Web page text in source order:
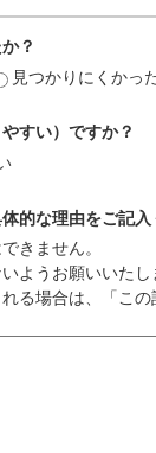
？
見つかりにくかっ
すい）ですか？
的な理由をご記入
きません。
ようお願いいたし
る場合は、「こ